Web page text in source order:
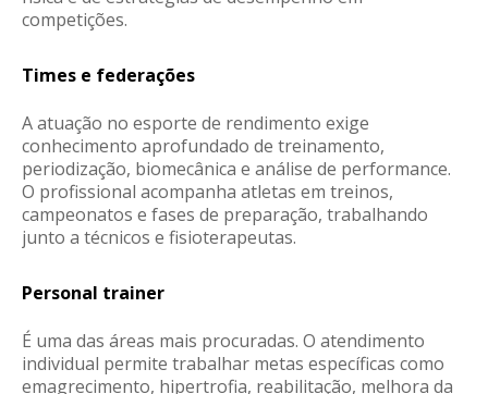
competições.
Times e federações
A atuação no esporte de rendimento exige
conhecimento aprofundado de treinamento,
periodização, biomecânica e análise de performance.
O profissional acompanha atletas em treinos,
campeonatos e fases de preparação, trabalhando
junto a técnicos e fisioterapeutas.
Personal trainer
É uma das áreas mais procuradas. O atendimento
individual permite trabalhar metas específicas como
emagrecimento, hipertrofia, reabilitação, melhora da